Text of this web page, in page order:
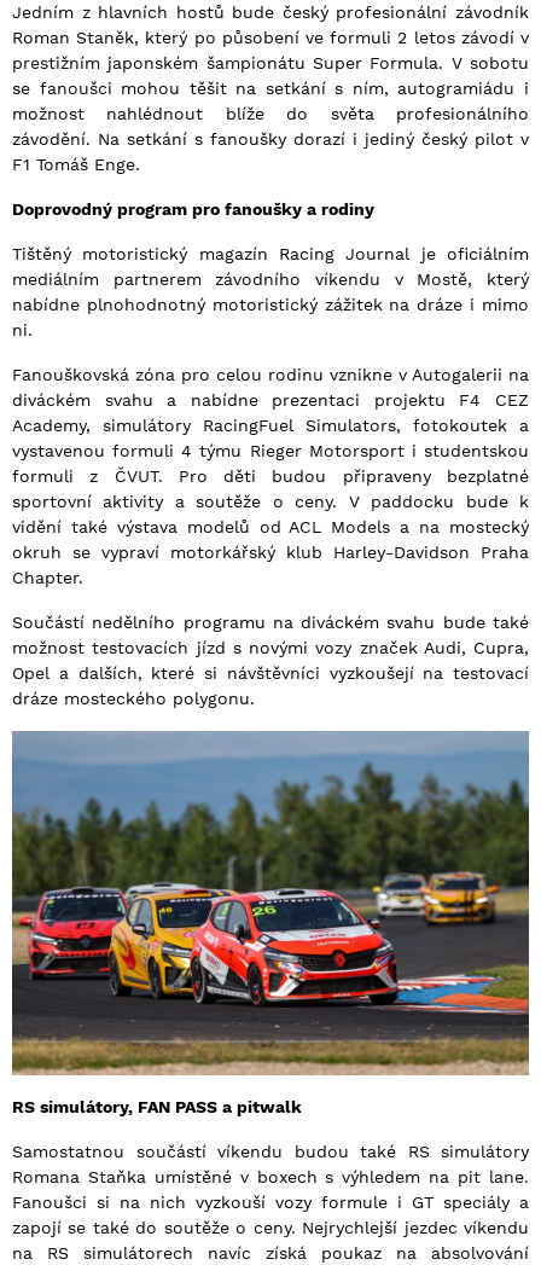
Jedním z hlavních hostů bude český profesionální závodník
Roman Staněk, který po působení ve formuli 2 letos závodí v
prestižním japonském šampionátu Super Formula. V sobotu
se fanoušci mohou těšit na setkání s ním, autogramiádu i
možnost nahlédnout blíže do světa profesionálního
závodění. Na setkání s fanoušky dorazí i jediný český pilot v
F1 Tomáš Enge.
Doprovodný program pro fanoušky a rodiny
Tištěný motoristický magazín Racing Journal je oficiálním
mediálním partnerem závodního víkendu v Mostě, který
nabídne plnohodnotný motoristický zážitek na dráze i mimo
ni.
Fanouškovská zóna pro celou rodinu vznikne v Autogalerii na
diváckém svahu a nabídne prezentaci projektu F4 CEZ
Academy, simulátory RacingFuel Simulators, fotokoutek a
vystavenou formuli 4 týmu Rieger Motorsport i studentskou
formuli z ČVUT. Pro děti budou připraveny bezplatné
sportovní aktivity a soutěže o ceny. V paddocku bude k
vidění také výstava modelů od ACL Models a na mostecký
okruh se vypraví motorkářský klub Harley-Davidson Praha
Chapter.
Součástí nedělního programu na diváckém svahu bude také
možnost testovacích jízd s novými vozy značek Audi, Cupra,
Opel a dalších, které si návštěvníci vyzkoušejí na testovací
dráze mosteckého polygonu.
RS simulátory, FAN PASS a pitwalk
Samostatnou součástí víkendu budou také RS simulátory
Romana Staňka umístěné v boxech s výhledem na pit lane.
Fanoušci si na nich vyzkouší vozy formule i GT speciály a
zapojí se také do soutěže o ceny. Nejrychlejší jezdec víkendu
na RS simulátorech navíc získá poukaz na absolvování